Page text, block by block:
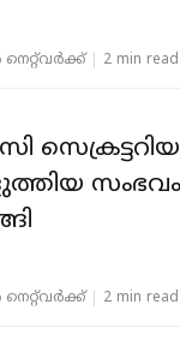
നെറ്റ്‌വര്‍ക്ക്‌ 2 min read
നെറ്റ്‌വര്‍ക്ക്‌ 2 min read